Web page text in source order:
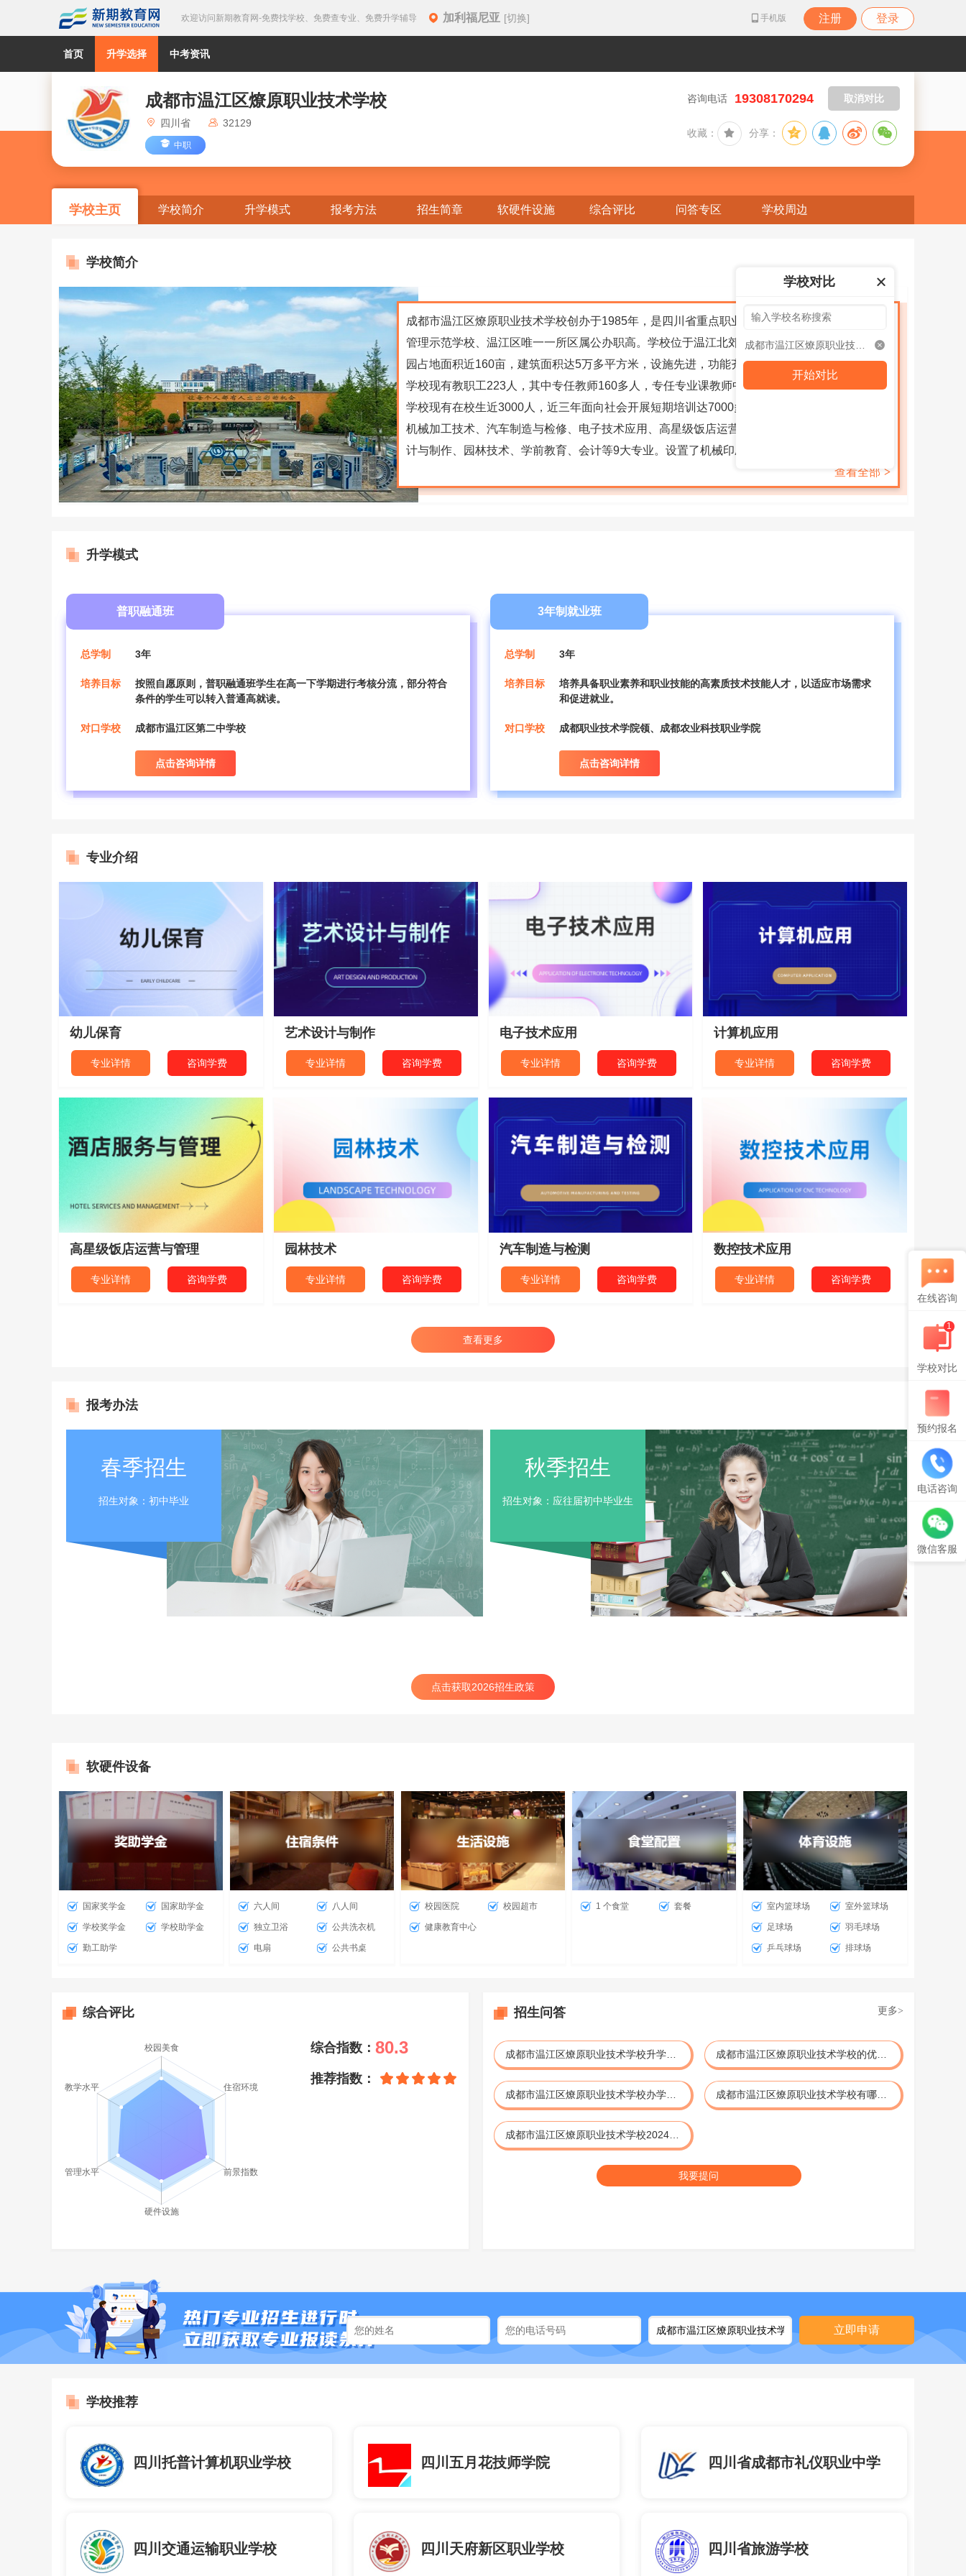
欢迎访问新期教育网-免费找学校、免费查专业、免费升学辅导 加利福尼亚 [切换] 手机版 注册 登录
首页 升学选择 中考资讯
成都市温江区燎原职业技术学校
四川省 32129
中职
取消对比
咨询电话 19308170294
收藏： 分享：
学校主页 学校简介 升学模式 报考方法 招生简章 软硬件设施 综合评比 问答专区 学校周边
学校简介
成都市温江区燎原职业技术学校创办于1985年，是四川省重点职业中学、全省首批中职生内务
管理示范学校、温江区唯一一所区属公办职高。学校位于温江北郊的成都国际科教艺术城内，校
园占地面积近160亩，建筑面积达5万多平方米，设施先进，功能齐备，环境优美，现代大气。
学校现有教职工223人，其中专任教师160多人，专任专业课教师中，双师型教师占80%以上。
学校现有在校生近3000人，近三年面向社会开展短期培训达7000多人次。专业设置学校开设有
机械加工技术、汽车制造与检修、电子技术应用、高星级饭店运营与管理、计算机应用、美术设
计与制作、园林技术、学前教育、会计等9大专业。设置了机械印刷、电子信息、学前教育、现
查看全部 >
升学模式
普职融通班
总学制 3年
培养目标
按照自愿原则，普职融通班学生在高一下学期进行考核分流，部分符合
条件的学生可以转入普通高就读。
对口学校 成都市温江区第二中学校
点击咨询详情
3年制就业班
总学制 3年
培养目标
培养具备职业素养和职业技能的高素质技术技能人才，‌以适应市场需求
和促进就业。
对口学校 成都职业技术学院领、成都农业科技职业学院
点击咨询详情
专业介绍
幼儿保育
专业详情 咨询学费
艺术设计与制作
专业详情 咨询学费
电子技术应用
专业详情 咨询学费
计算机应用
专业详情 咨询学费
高星级饭店运营与管理
专业详情 咨询学费
园林技术
专业详情 咨询学费
汽车制造与检测
专业详情 咨询学费
数控技术应用
专业详情 咨询学费
机械加工技术
专业详情 咨询学费
查看更多
报考办法
春季招生
招生对象：初中毕业
秋季招生
招生对象：应往届初中毕业生
点击获取2026招生政策
软硬件设备
国家奖学金 国家助学金
学校奖学金 学校助学金
勤工助学
六人间 八人间
独立卫浴 公共洗衣机
电扇 公共书桌
校园医院 校园超市
健康教育中心
1 个食堂 套餐 室内篮球场 室外篮球场
足球场 羽毛球场
乒乓球场 排球场
综合评比
综合指数： 80.3
推荐指数：
招生问答 更多>
成都市温江区燎原职业技术学校的优势是什么?
成都市温江区燎原职业技术学校有哪些成才通道？
我要提问
立即申请
学校推荐
四川托普计算机职业学校 四川五月花技师学院 四川省成都市礼仪职业中学
四川交通运输职业学校 四川天府新区职业学校 四川省旅游学校
在线咨询
1
学校对比
预约报名
电话咨询
微信客服
学校对比
开始对比